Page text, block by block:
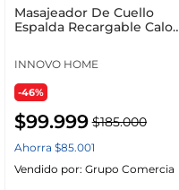
Masajeador De Cuello
Espalda Recargable Calor
INNOVO HOME
-46%
$99.999 $185.000
Ahorra $85.001
Vendido por: Grupo Comercia